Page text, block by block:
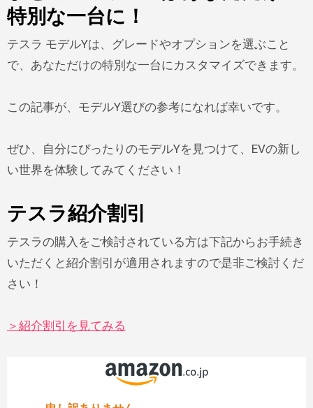
特別な一台に！
テスラ モデルYは、グレードやオプションを選ぶこと
で、あなただけの特別な一台にカスタマイズできます。
この記事が、モデルY選びの参考になれば幸いです。
ぜひ、自分にぴったりのモデルYを見つけて、EVの新し
い世界を体験してみてください！
テスラ紹介割引
テスラの購入をご検討されている方は下記からお手続き
いただくと紹介割引が適用されますので是非ご検討くだ
さい！
＞紹介割引を見てみる